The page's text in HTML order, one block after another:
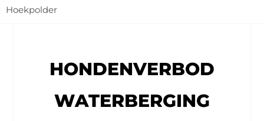
Hoekpolder
HONDENVERBOD
WATERBERGING